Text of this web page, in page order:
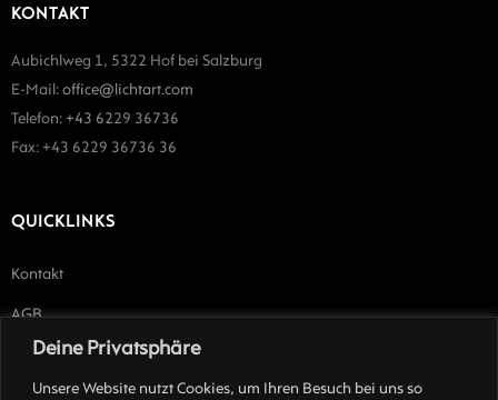
Deine Privatsphäre
Unsere Website nutzt Cookies, um Ihren Besuch bei uns so
KONTAKT
Aubichlweg 1, 5322 Hof bei Salzburg
E-Mail: office@lichtart.com
Telefon: +43 6229 36736
Fax: +43 6229 36736 36
QUICKLINKS
Kontakt
AGB
Impressum